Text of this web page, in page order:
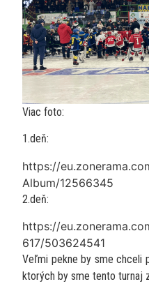
Viac foto:
1.deň:
https://
Album/12566345
2.deň:
https://
617/503624541
Veľmi pekne by sme chceli
ktorých by sme tento turnaj